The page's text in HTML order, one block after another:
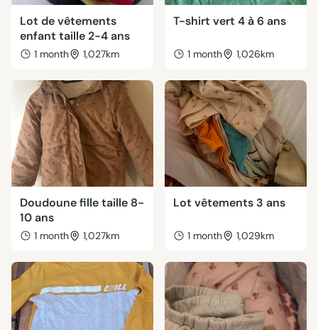
Lot de vêtements
enfant taille 2-4 ans
1 month 1,027km
T-shirt vert 4 à 6 ans
1 month 1,026km
Doudoune fille taille 8-
10 ans
1 month 1,027km
Lot vêtements 3 ans
1 month 1,029km